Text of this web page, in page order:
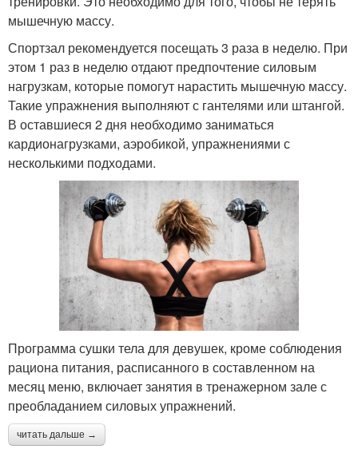
мышечную массу.
Спортзал рекомендуется посещать 3 раза в неделю. При
этом 1 раз в неделю отдают предпочтение силовым
нагрузкам, которые помогут нарастить мышечную массу.
Такие упражнения выполняют с гантелями или штангой.
В оставшиеся 2 дня необходимо заниматься
кардионагрузками, аэробикой, упражнениями с
несколькими подходами.
Программа сушки тела для девушек, кроме соблюдения
рациона питания, расписанного в составленном на
месяц меню, включает занятия в тренажерном зале с
преобладанием силовых упражнений.
читать дальше →